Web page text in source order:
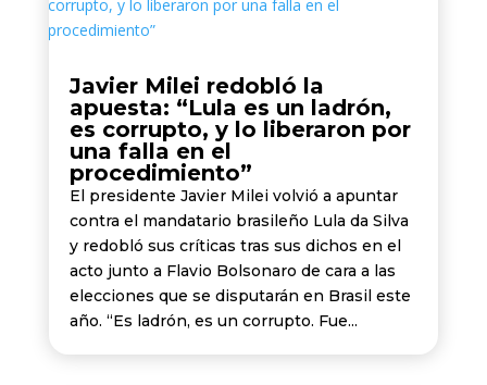
Javier Milei redobló la
apuesta: “Lula es un ladrón,
es corrupto, y lo liberaron por
una falla en el
procedimiento”
El presidente Javier Milei volvió a apuntar
contra el mandatario brasileño Lula da Silva
y redobló sus críticas tras sus dichos en el
acto junto a Flavio Bolsonaro de cara a las
elecciones que se disputarán en Brasil este
año. “Es ladrón, es un corrupto. Fue...